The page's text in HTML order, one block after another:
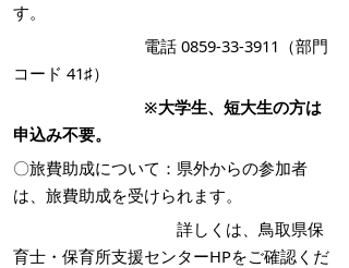
す。
電話 0859-33-3911（部門
コード 41♯）
※大学生、短大生の方は
申込み不要。
〇旅費助成について：県外からの参加者
は、旅費助成を受けられます。
詳しくは、鳥取県保
育士・保育所支援センターHPをご確認くだ